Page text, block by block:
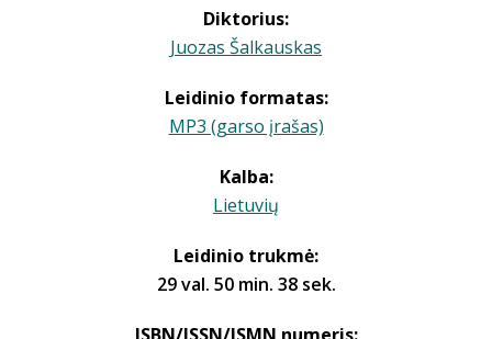
Diktorius:
Juozas Šalkauskas
Leidinio formatas:
MP3 (garso įrašas)
Kalba:
Lietuvių
Leidinio trukmė:
29 val. 50 min. 38 sek.